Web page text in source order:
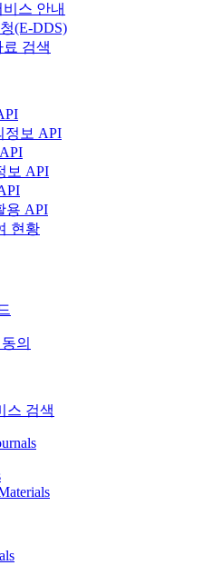
스 안내
(E-DDS)
검색
정보 API
보 API
용 API
현황
의
스 검색